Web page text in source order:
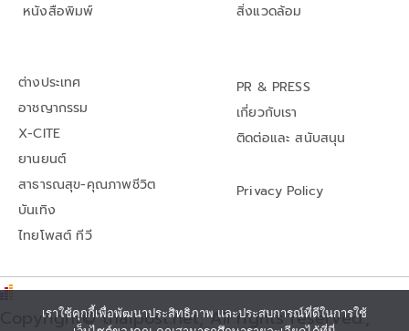
หนังสือพิมพ์
สิ่งแวดล้อม
ต่างประเทศ
อาชญากรรม
X-CITE
ยานยนต์
สาธารณสุข-คุณภาพชีวิต
บันเทิง
ไทยโพสต์ ทีวี
PR & PRESS
เกี่ยวกับเรา
ติดต่อและ สนับสนุน
Privacy Policy
Copyright© thaipost.net, All rights reserved.,
เราใช้คุกกี้เพื่อพัฒนาประสิทธิภาพ และประสบการณ์ที่ดีในการใช้